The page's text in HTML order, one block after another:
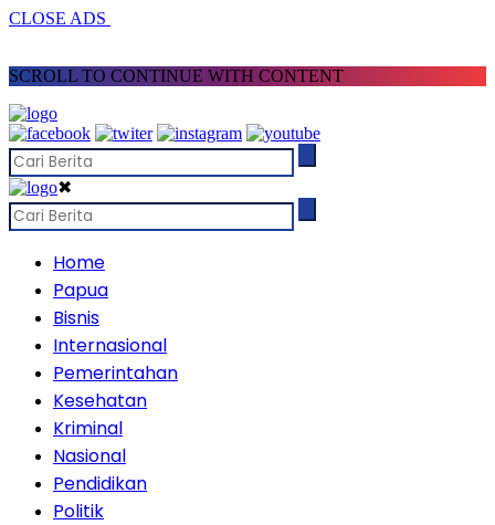
CLOSE ADS
SCROLL TO CONTINUE WITH CONTENT
✖
Home
Papua
Bisnis
Internasional
Pemerintahan
Kesehatan
Kriminal
Nasional
Pendidikan
Politik